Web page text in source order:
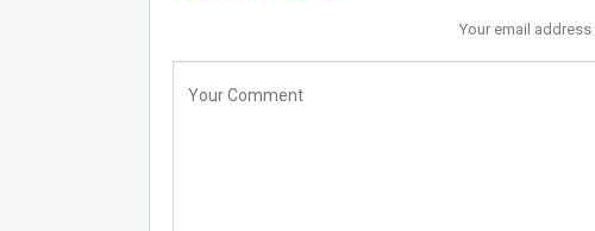
Your email